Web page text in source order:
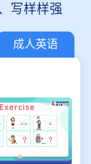
写样样强
成人英语